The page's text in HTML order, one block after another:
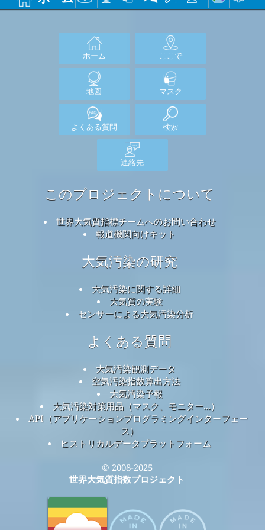
ホーム ここで
地図 マスク
よくある質問 検索
連絡先
このプロジェクトについて
世界大気質指標チームへのお問い合わせ
報道機関向けキット
大気汚染の研究
大気汚染に関する詳細
大気質の実験
センサーによる大気汚染分析
よくある質問
大気汚染観測データ
空気汚染指数算出方法
大気汚染予報
大気汚染対策用品（マスク、モニター...）
API（アプリケーションプログラミングインターフェー
ス）
ヒストリカルデータプラットフォーム
© 2008-2025
世界大気質指数プロジェクト